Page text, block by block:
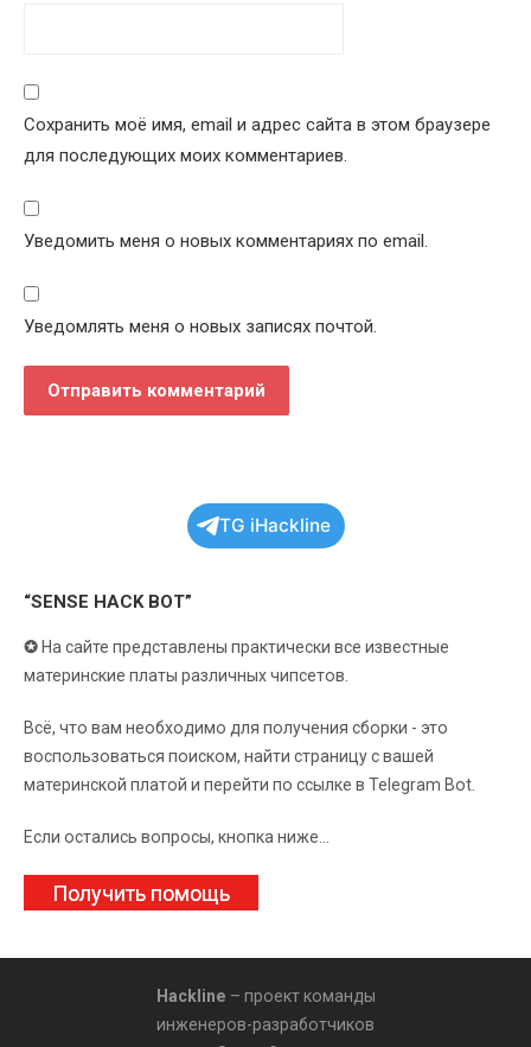
Сохранить моё имя, email и адрес сайта в этом браузере
для последующих моих комментариев.
Уведомить меня о новых комментариях по email.
Уведомлять меня о новых записях почтой.
TG iHackline
“SENSE HACK BOT”
✪ На сайте представлены практически все известные
материнские платы различных чипсетов.
Всё, что вам необходимо для получения сборки - это
воспользоваться поиском, найти страницу с вашей
материнской платой и перейти по ссылке в Telegram Bot.
Если остались вопросы, кнопка ниже...
Получить помощь
Hackline – проект команды
инженеров-разработчиков